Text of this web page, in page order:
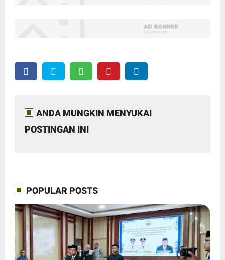
ANDA MUNGKIN MENYUKAI
POSTINGAN INI
POPULAR POSTS